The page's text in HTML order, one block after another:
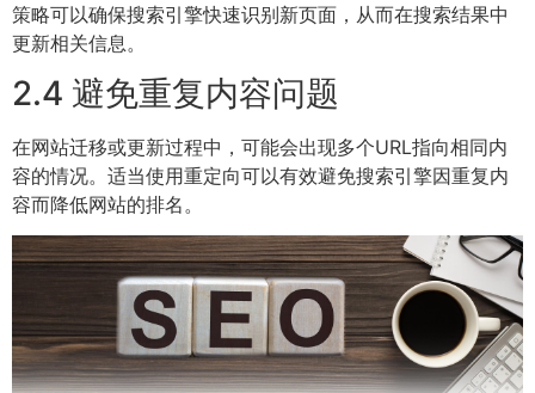
策略可以确保搜索引擎快速识别新页面，从而在搜索结果中
更新相关信息。
2.4 避免重复内容问题
在网站迁移或更新过程中，可能会出现多个URL指向相同内
容的情况。适当使用重定向可以有效避免搜索引擎因重复内
容而降低网站的排名。